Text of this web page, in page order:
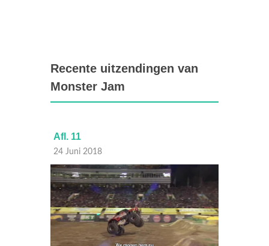
Recente uitzendingen van
Monster Jam
Afl. 11
24 Juni 2018